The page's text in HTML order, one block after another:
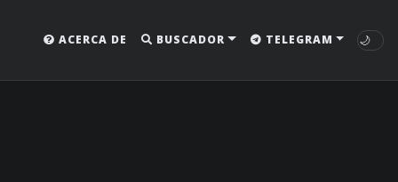
ACERCA DE BUSCADOR TELEGRAM 🌙